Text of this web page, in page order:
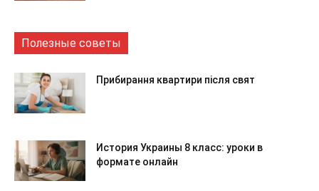
Полезные советы
Прибирання квартири після свят
История Украины 8 класс: уроки в
формате онлайн